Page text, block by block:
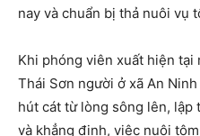
nay và chuẩn bị thả nuôi vụ
Khi phóng viên xuất hiện tại
Thái Sơn người ở xã An
hút cát từ lòng sông lên, lập
và khẳng định, việc nuôi